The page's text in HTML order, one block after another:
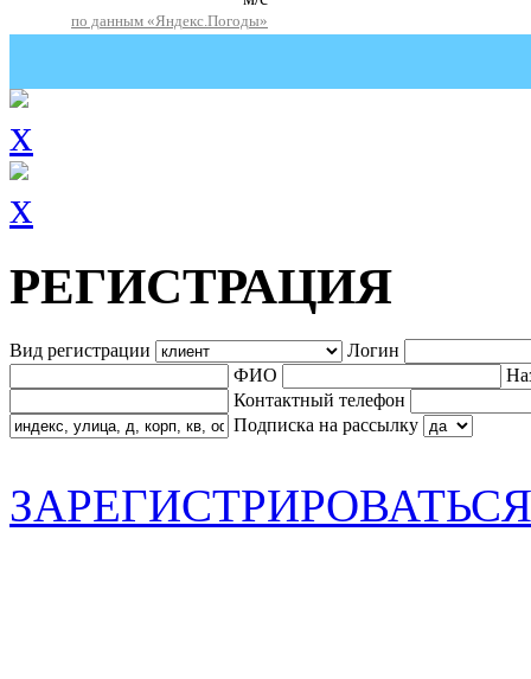
по данным «Яндекс.Погоды»
РЕГИСТРАЦИЯ
Вид регистрации
Логин
ФИО
Контактный телефон
Подписка на рассылку
ЗАРЕГИСТРИРОВАТЬСЯ